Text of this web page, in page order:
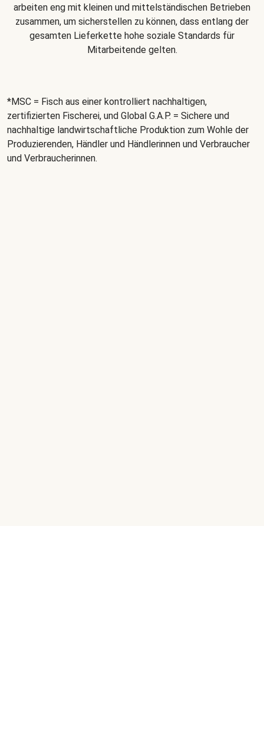
arbeiten eng mit kleinen und mittelständischen Betrieben
zusammen, um sicherstellen zu können, dass entlang der
gesamten Lieferkette hohe soziale Standards für
Mitarbeitende gelten.
*MSC = Fisch aus einer kontrolliert nachhaltigen,
zertifizierten Fischerei, und Global G.A.P. = Sichere und
nachhaltige landwirtschaftliche Produktion zum Wohle der
Produzierenden, Händler und Händlerinnen und Verbraucher
und Verbraucherinnen.